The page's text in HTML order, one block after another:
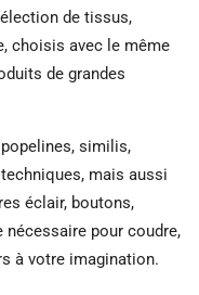
de tissus,
choisis avec le même
de grandes
similis,
mais aussi
éclair, boutons,
pour coudre,
à votre imagination.